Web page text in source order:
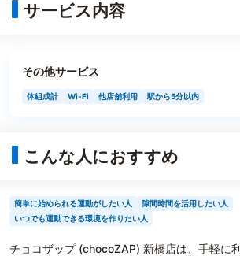
サービス内容
その他サービス
体組成計 Wi-Fi 他店舗利用 駅から5分以内
こんな人におすすめ
簡単に始められる運動がしたい人
隙間時間を活用したい人
いつでも運動できる環境を作りたい人
チョコザップ (chocoZAP) 新橋店は、手軽に